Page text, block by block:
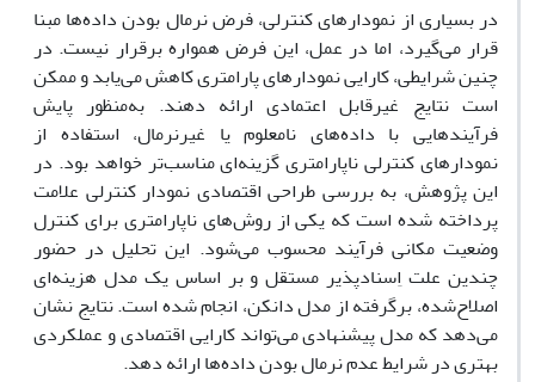
در بسیاری از نمودارهای کنترلی، فرض نرمال بودن داده‌ها مبنا
قرار می‌گیرد، اما در عمل، این فرض همواره برقرار نیست. در
چنین شرایطی، کارایی نمودارهای پارامتری کاهش می‌یابد و ممکن
است نتایج غیرقابل ‌اعتمادی ارائه دهند. به‌منظور پایش
فرآیندهایی با داده‌های نامعلوم یا غیرنرمال، استفاده از
نمودارهای کنترلی ناپارامتری گزینه‌ای مناسب‌تر خواهد بود. در
این پژوهش، به بررسی طراحی اقتصادی نمودار کنترلی علامت
پرداخته شده است که یکی از روش‌های ناپارامتری برای کنترل
وضعیت مکانی فرآیند محسوب می‌شود. این تحلیل در حضور
چندین علت اِسنادپذیر مستقل و بر اساس یک مدل هزینه‌ای
اصلاح‌شده، برگرفته از مدل دانکن، انجام شده است. نتایج نشان
می‌دهد که مدل پیشنهادی می‌تواند کارایی اقتصادی و عملکردی
بهتری در شرایط عدم نرمال بودن داده‌ها ارائه دهد.